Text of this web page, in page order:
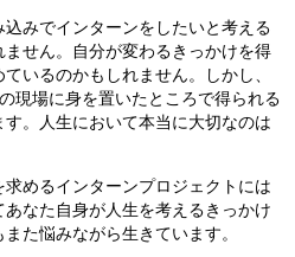
みでインターンをしたいと考える
せん。自分が変わるきっかけを得
いるのかもしれません。しかし、
現場に身を置いたところで得られる
。人生において本当に大切なのは
めるインターンプロジェクトには
なた自身が人生を考えるきっかけ
た悩みながら生きています。